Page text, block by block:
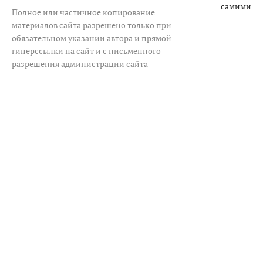
Полное или частичное копирование
материалов сайта разрешено только при
обязательном указании автора и прямой
гиперссылки на сайт и с письменного
разрешения администрации сайта
самими